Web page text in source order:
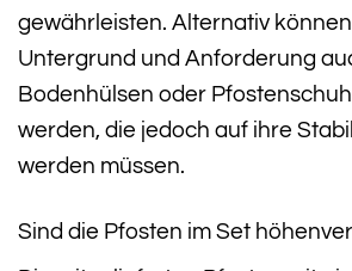
gewährleisten. Alternativ
Untergrund und Anforderung
Bodenhülsen oder
werden, die jedoch auf ihre
werden müssen.
Sind die Pfosten im Set